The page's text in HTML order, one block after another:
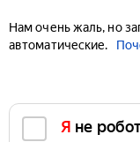
Нам очень жаль, но
автоматические.
Я не